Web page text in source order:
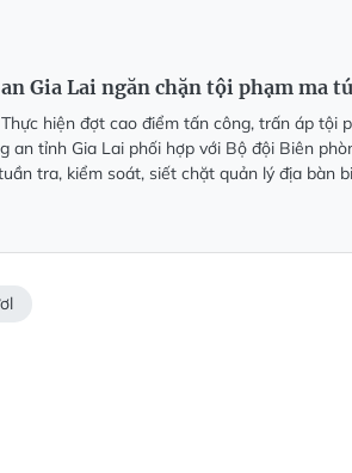
Gia Lai ngăn chặn tội phạm ma
Thực hiện đợt cao điểm tấn công, trấn áp tội
an tỉnh Gia Lai phối hợp với Bộ đội Biên
tra, kiểm soát, siết chặt quản lý địa bàn